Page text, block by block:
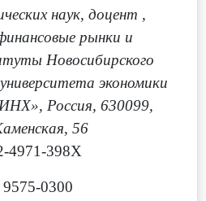
наук, доцент ,
рынки и
Новосибирского
экономики
Россия, 630099,
56
4971-398X
0300